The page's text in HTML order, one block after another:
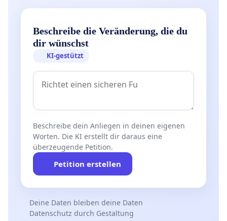
Beschreibe die Veränderung, die du
dir wünschst
KI-gestützt
Beschreibe dein Anliegen in deinen eigenen
Worten. Die KI erstellt dir daraus eine
überzeugende Petition.
Petition erstellen
Deine Daten bleiben deine Daten
Datenschutz durch Gestaltung